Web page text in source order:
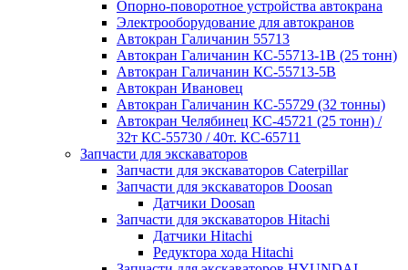
Опорно-поворотное устройства автокрана
Электрооборудование для автокранов
Автокран Галичанин 55713
Автокран Галичанин КС-55713-1В (25 тонн)
Автокран Галичанин КС-55713-5В
Автокран Ивановец
Автокран Галичанин КС-55729 (32 тонны)
Автокран Челябинец КС-45721 (25 тонн) /
32т КС-55730 / 40т. КС-65711
Запчасти для экскаваторов
Запчасти для экскаваторов Caterpillar
Запчасти для экскаваторов Doosan
Датчики Doosan
Запчасти для экскаваторов Hitachi
Датчики Hitachi
Редуктора хода Hitachi